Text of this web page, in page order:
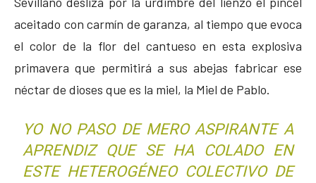
aceitado con carmín de garanza, al tiempo que evoca
el color de la flor del cantueso en esta explosiva
primavera que permitirá a sus abejas fabricar ese
néctar de dioses que es la miel, la Miel de Pablo.
YO NO PASO DE MERO ASPIRANTE A
APRENDIZ QUE SE HA COLADO EN
ESTE HETEROGÉNEO COLECTIVO DE